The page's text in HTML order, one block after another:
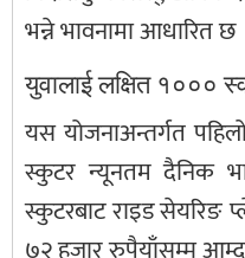
भन्ने भावनामा आधारित छ
युवालाई लक्षित १०००
यस योजनाअन्तर्गत
स्कुटर न्यूनतम दैनिक
स्कुटरबाट राइड सेयरिङ